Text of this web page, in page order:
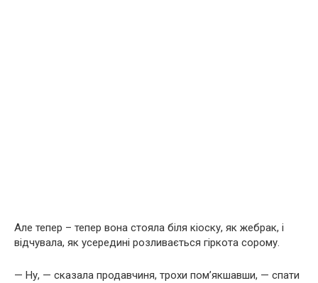
Але тепер – тепер вона стояла біля кіоску, як жебрак, і
відчувала, як усередині розливається гіркота сорому.
— Ну, — сказала продавчиня, трохи пом’якшавши, — спати